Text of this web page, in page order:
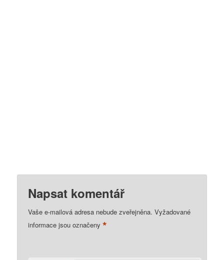
Napsat komentář
Vaše e-mailová adresa nebude zveřejněna. Vyžadované
informace jsou označeny*